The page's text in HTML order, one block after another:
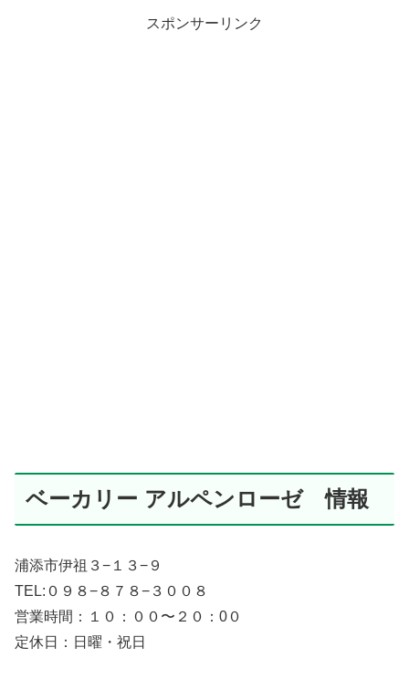
スポンサーリンク
ベーカリー アルペンローゼ 情報
浦添市伊祖３−１３−９
TEL:０９８−８７８−３００８
営業時間：１０：００〜２０：0０
定休日：日曜・祝日